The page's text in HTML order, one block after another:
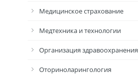
Медицинское страхование
Медтехника и технологии
Организация здравоохранения
Оториноларингология